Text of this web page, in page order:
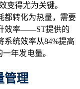
变得尤为关键。
都转化为热量，需要
效率——ST提供的
系统效率从84%提高
年发电量。
管理